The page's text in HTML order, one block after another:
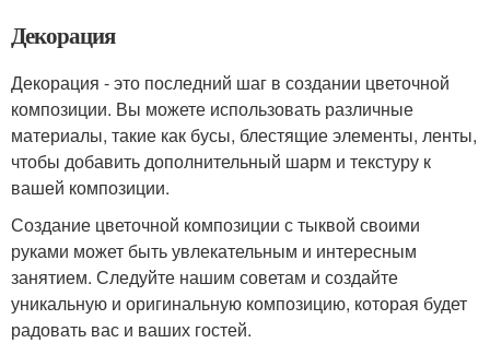
Декорация
Декорация - это последний шаг в создании цветочной
композиции. Вы можете использовать различные
материалы, такие как бусы, блестящие элементы, ленты,
чтобы добавить дополнительный шарм и текстуру к
вашей композиции.
Создание цветочной композиции с тыквой своими
руками может быть увлекательным и интересным
занятием. Следуйте нашим советам и создайте
уникальную и оригинальную композицию, которая будет
радовать вас и ваших гостей.